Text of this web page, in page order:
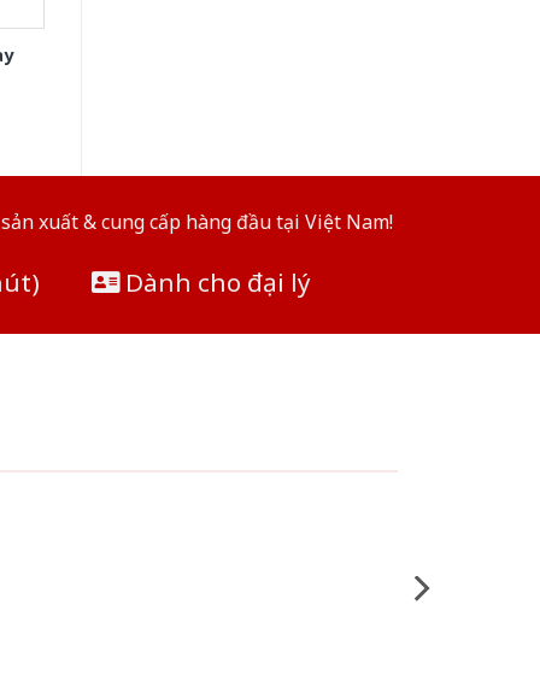
xuất & cung cấp hàng đầu tại Việt Nam!
Dành cho đại lý